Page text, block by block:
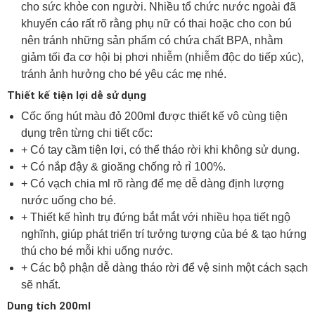
cho sức khỏe con người. Nhiều tổ chức nước ngoài đã
khuyến cáo rất rõ rằng phụ nữ có thai hoặc cho con bú
nên tránh những sản phẩm có chứa chất BPA, nhằm
giảm tối đa cơ hội bị phơi nhiễm (nhiễm độc do tiếp xúc),
tránh ảnh hưởng cho bé yêu các mẹ nhé.
Thiết kế tiện lợi dễ sử dụng
Cốc ống hút màu đỏ 200ml được thiết kế vô cùng tiện
dụng trên từng chi tiết cốc:
+ Có tay cầm tiện lợi, có thể tháo rời khi không sử dụng.
+ Có nắp đậy & gioăng chống rỏ rỉ 100%.
+ Có vạch chia ml rõ ràng để mẹ dễ dàng định lượng
nước uống cho bé.
+ Thiết kế hình trụ đứng bắt mắt với nhiều họa tiết ngộ
nghĩnh, giúp phát triển trí tưởng tượng của bé & tạo hứng
thú cho bé mỗi khi uống nước.
+ Các bộ phận dễ dàng tháo rời để vệ sinh một cách sạch
sẽ nhất.
Dung tích 200ml